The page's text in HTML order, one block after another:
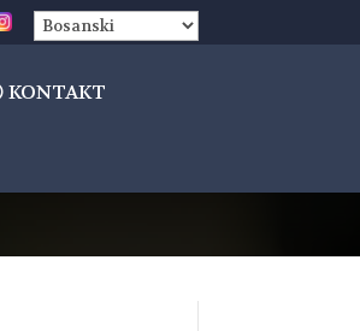
KONTAKT